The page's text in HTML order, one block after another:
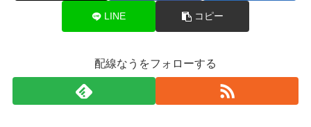
LINE コピー
配線なうをフォローする